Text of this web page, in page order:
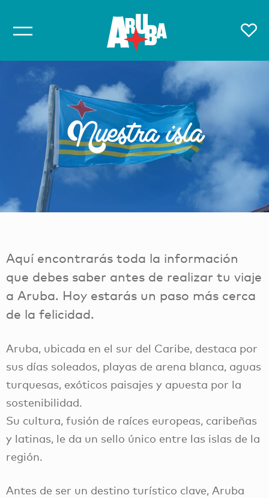
Nuestra isla
Aquí encontrarás toda la información
que debes saber antes de realizar tu viaje
a Aruba. Hoy estarás un paso más cerca
de la felicidad.
Aruba, ubicada en el sur del Caribe, destaca por
sus días soleados, playas de arena blanca, aguas
turquesas, exóticos paisajes y apuesta por la
sostenibilidad.
Su cultura, fusión de raíces europeas, caribeñas
y latinas, le da un sello único entre las islas de la
región.
Antes de ser un destino turístico clave, Aruba